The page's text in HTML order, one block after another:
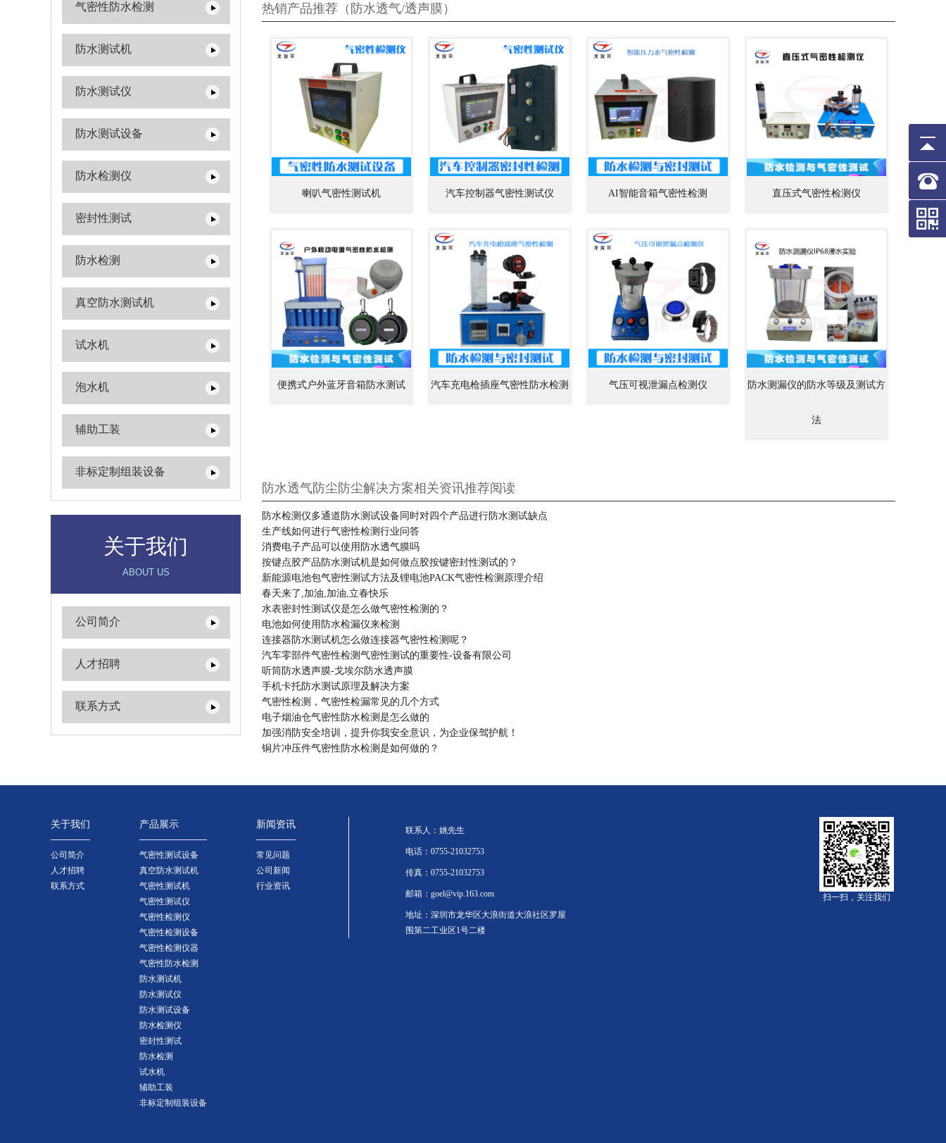
气密性防水检测
防水测试机
防水测试仪
防水测试设备
防水检测仪
密封性测试
防水检测
真空防水测试机
试水机
泡水机
辅助工装
非标定制组装设备
关于我们
ABOUT US
公司简介
人才招聘
联系方式
热销产品推荐（防水透气/透声膜）
喇叭气密性测试机 汽车控制器气密性测试仪 AI智能音箱气密性检测 直压式气密性检测仪
便携式户外蓝牙音箱防水测试 汽车充电枪插座气密性防水检测 气压可视泄漏点检测仪 防水测漏仪的防水等级及测试方
法
防水透气防尘防尘解决方案相关资讯推荐阅读
防水检测仪多通道防水测试设备同时对四个产品进行防水测试缺点
生产线如何进行气密性检测行业问答
消费电子产品可以使用防水透气膜吗
按键点胶产品防水测试机是如何做点胶按键密封性测试的？
新能源电池包气密性测试方法及锂电池PACK气密性检测原理介绍
春天来了,加油,加油,立春快乐
水表密封性测试仪是怎么做气密性检测的？
电池如何使用防水检漏仪来检测
连接器防水测试机怎么做连接器气密性检测呢？
汽车零部件气密性检测气密性测试的重要性-设备有限公司
听筒防水透声膜-戈埃尔防水透声膜
手机卡托防水测试原理及解决方案
气密性检测，气密性检漏常见的几个方式
电子烟油仓气密性防水检测是怎么做的
加强消防安全培训，提升你我安全意识，为企业保驾护航！
铜片冲压件气密性防水检测是如何做的？
关于我们
公司简介
人才招聘
联系方式
产品展示
气密性测试设备
真空防水测试机
气密性测试机
气密性测试仪
气密性检测仪
气密性检测设备
气密性检测仪器
气密性防水检测
防水测试机
防水测试仪
防水测试设备
防水检测仪
密封性测试
防水检测
试水机
辅助工装
非标定制组装设备
新闻资讯
常见问题
公司新闻
行业资讯
联系人：姚先生
电话：0755-21032753
传真：0755-21032753
邮箱：goel@vip.163.com
地址：深圳市龙华区大浪街道大浪社区罗屋
围第二工业区1号二楼
扫一扫，关注我们